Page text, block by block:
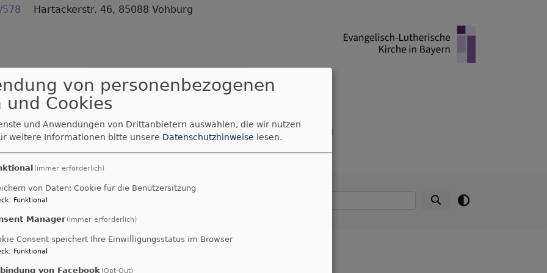
578 Hartackerstr. 46, 85088 Vohburg
Vohburg
| Geisenfeld | Münchsmünster | Ernsgaden | Pförring | Schwaig
Angebote
Aus dem
von personenbezogenen
und Cookies
und Anwendungen von Drittanbietern auswählen, die wir nutzen
weitere Informationen bitte unsere Datenschutzhinweise lesen.
(immer erforderlich)
von Daten: Cookie für die Benutzersitzung
: Funktional
Manager (immer erforderlich)
Consent speichert Ihre Einwilligungsstatus im Browser
: Funktional
von Facebook (Opt-Out)